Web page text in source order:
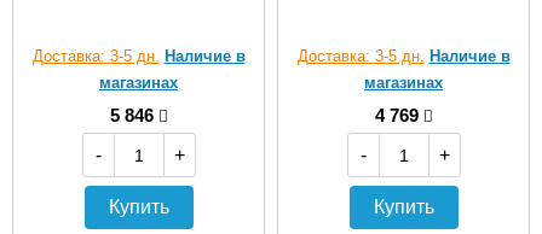
Доставка: 3-5 дн. Наличие в
магазинах
5 846
-
+
Купить
Доставка: 3-5 дн. Наличие в
магазинах
4 769
-
+
Купить